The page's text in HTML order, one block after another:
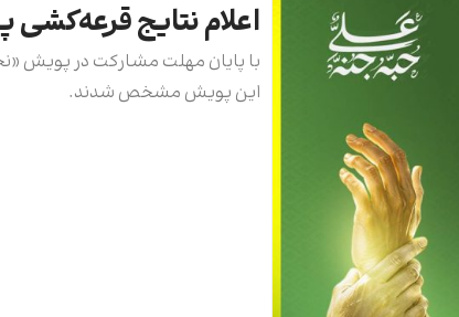
اعلام نتایج
این پویش مشخص شدند.